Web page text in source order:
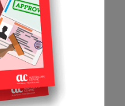
assim, pode
para levar outras
para
de uma